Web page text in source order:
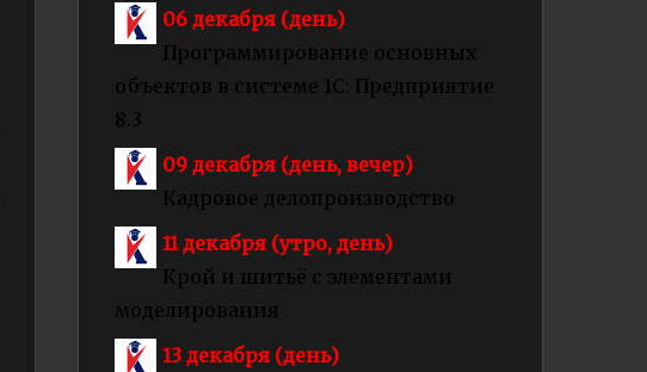
06 декабря (день)
Программирование основных
объектов в системе 1С: Предприятие
8.3
09 декабря (день, вечер)
Кадровое делопроизводство
11 декабря (утро, день)
Крой и шитьё с элементами
моделирования
13 декабря (день)